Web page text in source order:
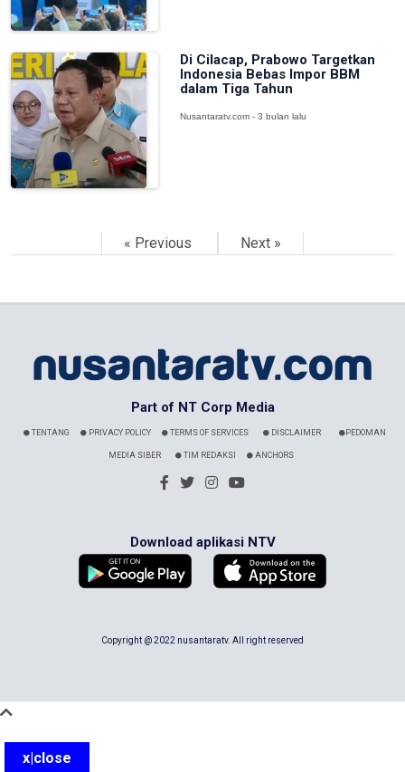
Di Cilacap, Prabowo Targetkan
Indonesia Bebas Impor BBM
dalam Tiga Tahun
Nusantaratv.com - 3 bulan lalu
« Previous Next »
Part of NT Corp Media
TENTANG PRIVACY POLICY TERMS OF SERVICES DISCLAIMER PEDOMAN
MEDIA SIBER TIM REDAKSI ANCHORS
Download aplikasi NTV
Copyright @ 2022 nusantaratv. All right reserved
x|close